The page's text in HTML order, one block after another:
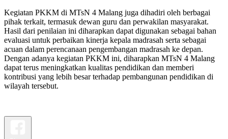
Kegiatan PKKM di MTsN 4 Malang juga dihadiri oleh berbagai
pihak terkait, termasuk dewan guru dan perwakilan masyarakat.
Hasil dari penilaian ini diharapkan dapat digunakan sebagai bahan
evaluasi untuk perbaikan kinerja kepala madrasah serta sebagai
acuan dalam perencanaan pengembangan madrasah ke depan.
Dengan adanya kegiatan PKKM ini, diharapkan MTsN 4 Malang
dapat terus meningkatkan kualitas pendidikan dan memberi
kontribusi yang lebih besar terhadap pembangunan pendidikan di
wilayah tersebut.